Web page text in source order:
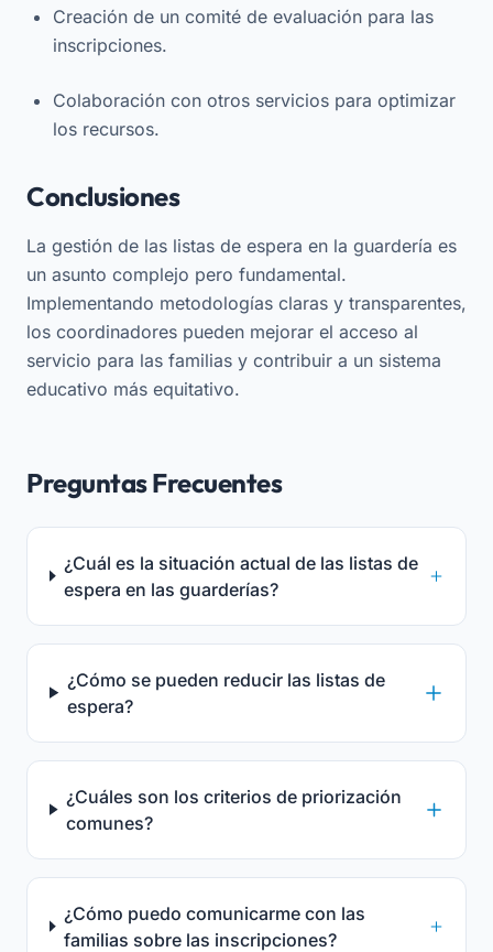
Creación de un comité de evaluación para las
inscripciones.
Colaboración con otros servicios para optimizar
los recursos.
Conclusiones
La gestión de las listas de espera en la guardería es
un asunto complejo pero fundamental.
Implementando metodologías claras y transparentes,
los coordinadores pueden mejorar el acceso al
servicio para las familias y contribuir a un sistema
educativo más equitativo.
Preguntas Frecuentes
¿Cuál es la situación actual de las listas de
espera en las guarderías?
¿Cómo se pueden reducir las listas de
espera?
¿Cuáles son los criterios de priorización
comunes?
¿Cómo puedo comunicarme con las
familias sobre las inscripciones?